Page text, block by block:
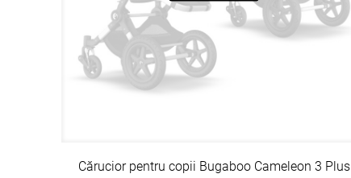
Cărucior pentru copii Bugaboo Cameleon 3 Plus